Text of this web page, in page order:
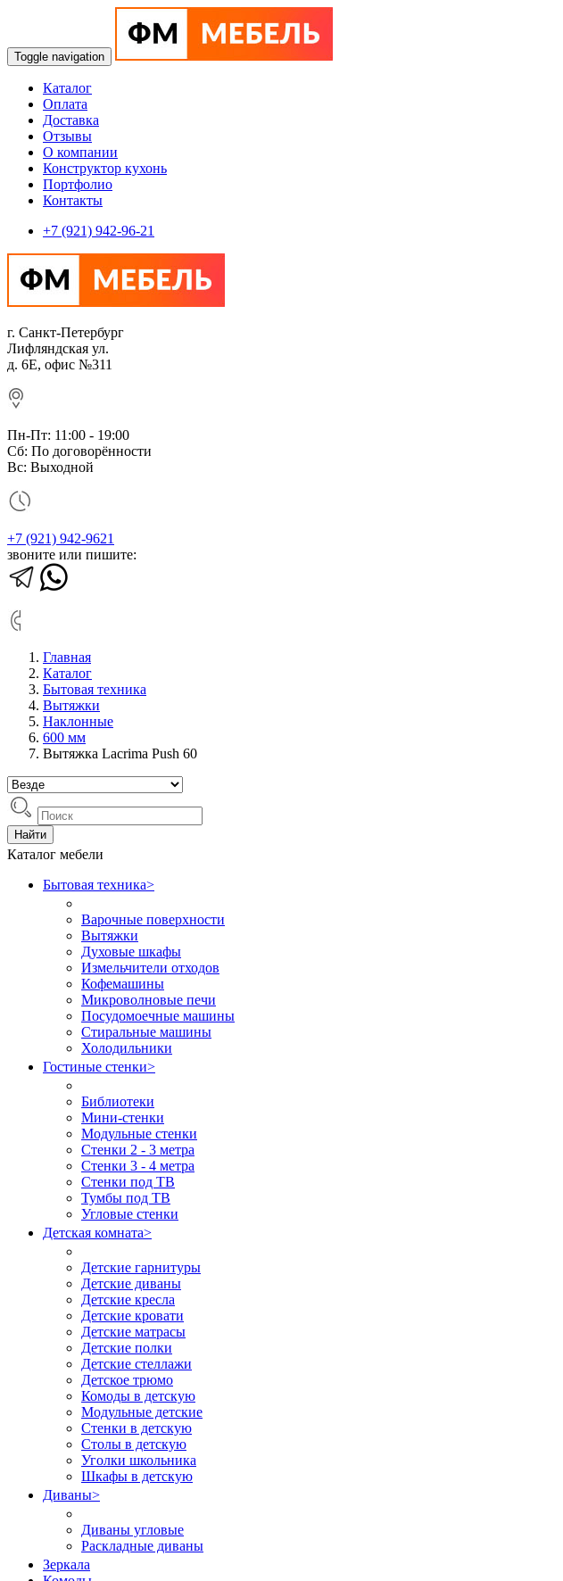
Toggle navigation
Каталог
Оплата
Доставка
Отзывы
О компании
Конструктор кухонь
Портфолио
Контакты
+7 (921) 942-96-21
г. Санкт-Петербург
Лифляндская ул.
д. 6Е, офис №311
Пн-Пт: 11:00 - 19:00
Сб: По договорённости
Вс: Выходной
+7 (921) 942-9621
звоните или пишите:
Главная
Каталог
Бытовая техника
Вытяжки
Наклонные
600 мм
Вытяжка Lacrima Push 60
Найти
Каталог мебели
Бытовая техника>
Варочные поверхности
Вытяжки
Духовые шкафы
Измельчители отходов
Кофемашины
Микроволновые печи
Посудомоечные машины
Стиральные машины
Холодильники
Гостиные стенки>
Библиотеки
Мини-стенки
Модульные стенки
Стенки 2 - 3 метра
Стенки 3 - 4 метра
Стенки под ТВ
Тумбы под ТВ
Угловые стенки
Детская комната>
Детские гарнитуры
Детские диваны
Детские кресла
Детские кровати
Детские матрасы
Детские полки
Детские стеллажи
Детское трюмо
Комоды в детскую
Модульные детские
Стенки в детскую
Столы в детскую
Уголки школьника
Шкафы в детскую
Диваны>
Диваны угловые
Раскладные диваны
Зеркала